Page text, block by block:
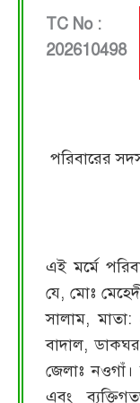
TC No :
202610498
পরিবারের
এই মর্মে
যে, মোঃ
সালাম,
বাদাল,
জেলাঃ নওগাঁ।
এবং